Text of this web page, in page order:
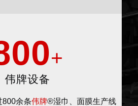
+
伟牌设备
800余条伟牌®湿巾、面膜生产线